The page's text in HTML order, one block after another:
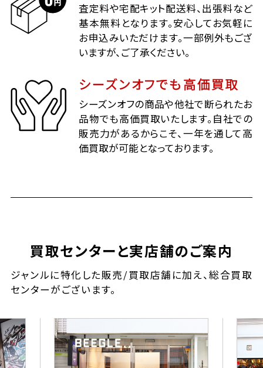
査定料や宅配キット配送料、出張料など
基本無料となります。安心してお気軽に
お申込みいただけます。一部例外もござ
いますが、ご了承ください。
シーズンオフでも高価買取
シーズンオフの商品や他社で断られたお
品物でも高価買取いたします。自社での
販売力があるからこそ、一年を通して高
価買取が可能となっております。
買取センターと実店舗のご案内
ジャンルに特化した販売/買取店舗に加え、総合買取
センターがございます。